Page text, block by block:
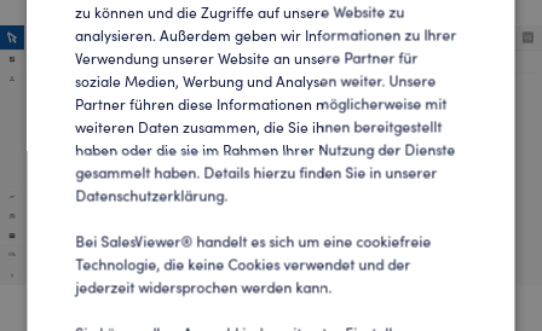
zu können und die Zugriffe auf unsere Website zu
analysieren. Außerdem geben wir Informationen zu Ihrer
Verwendung unserer Website an unsere Partner für
soziale Medien, Werbung und Analysen weiter. Unsere
Partner führen diese Informationen möglicherweise mit
weiteren Daten zusammen, die Sie ihnen bereitgestellt
haben oder die sie im Rahmen Ihrer Nutzung der Dienste
gesammelt haben. Details hierzu finden Sie in unserer
Datenschutzerklärung.
Bei SalesViewer® handelt es sich um eine cookiefreie
Technologie, die keine Cookies verwendet und der
jederzeit widersprochen werden kann.